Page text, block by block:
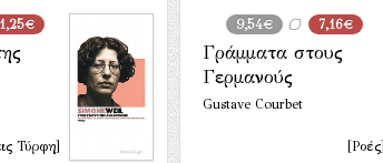
Τύρφη]
9,54€ 7,16€
Γράμματα στους
Γερμανούς
Gustave Courbet
[Ροές]